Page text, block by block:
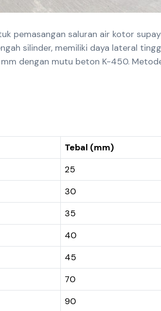
pemasangan saluran air kotor
silinder, memiliki daya lateral
mm dengan mutu beton K-450.
Tebal (mm)
25
30
35
40
45
70
90